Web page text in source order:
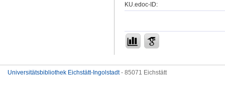
KU.edoc-ID:
Universitätsbibliothek Eichstätt-Ingolstadt- 85071 Eichstätt